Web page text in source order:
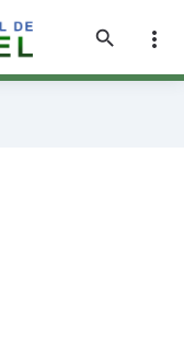
search
more_vert